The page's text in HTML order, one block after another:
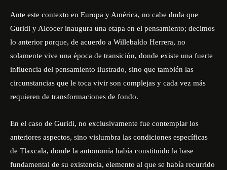
Ante este contexto en Europa y América, no cabe duda que
Guridi y Alcocer inaugura una etapa en el pensamiento; decimos
lo anterior porque, de acuerdo a Willebaldo Herrera, no
solamente vive una época de transición, donde existe una fuerte
influencia del pensamiento ilustrado, sino que también las
circunstancias que le toca vivir son complejas y cada vez más
requieren de transformaciones de fondo.
En el caso de Guridi, no exclusivamente fue contemplar los
anteriores aspectos, sino vislumbra las condiciones específicas
de Tlaxcala, donde la autonomía había constituido la base
fundamental de su existencia, elemento al que se había recurrido